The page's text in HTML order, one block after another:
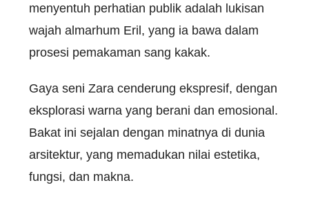
menyentuh perhatian publik adalah lukisan
wajah almarhum Eril, yang ia bawa dalam
prosesi pemakaman sang kakak.
Gaya seni Zara cenderung ekspresif, dengan
eksplorasi warna yang berani dan emosional.
Bakat ini sejalan dengan minatnya di dunia
arsitektur, yang memadukan nilai estetika,
fungsi, dan makna.